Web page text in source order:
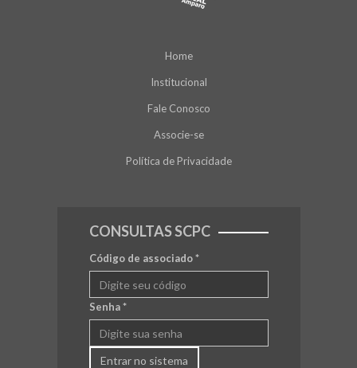
Home
Institucional
Fale Conosco
Associe-se
Política de Privacidade
CONSULTAS SCPC
Código de associado*
Senha*
Entrar no sistema